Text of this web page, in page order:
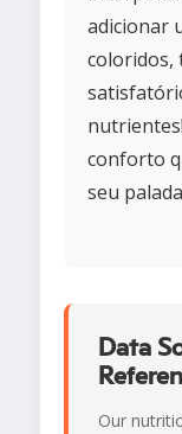
adicionar
coloridos,
conforto
seu
Data
Our